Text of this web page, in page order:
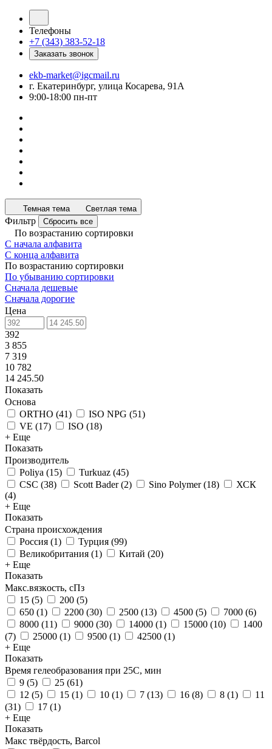
Телефоны
+7 (343) 383-52-18
Заказать звонок
ekb-market@igcmail.ru
г. Екатеринбург, улица Косарева, 91А
9:00-18:00 пн-пт
Темная тема Светлая тема
Фильтр Сбросить все
По возрастанию сортировки
С начала алфавита
С конца алфавита
По возрастанию сортировки
По убыванию сортировки
Сначала дешевые
Сначала дорогие
Цена
392
3 855
7 319
10 782
14 245.50
Показать
Основа
ORTHO (41) ISO NPG (51)
VE (17) ISO (18)
+ Еще
Показать
Производитель
Poliya (15) Turkuaz (45)
CSC (38) Scott Bader(2) Sino Polymer(18)
ХСК
(4)
+ Еще
Показать
Страна происхождения
Россия (1) Турция (99)
Великобритания (1) Китай (20)
+ Еще
Показать
Макс.вязкoсть, сПз
15 (5) 200 (5)
650 (1) 2200 (30) 2500 (13) 4500 (5) 7000 (6)
8000 (11) 9000 (30) 14000 (1) 15000 (10)
1400
(7) 25000 (1) 9500 (1) 42500 (1)
+ Еще
Показать
Время гелеобразования при 25С, мин
9 (5) 25 (61)
12 (5) 15 (1) 10 (1) 7 (13) 16 (8) 8 (1)
11
(31) 17 (1)
+ Еще
Показать
Макс твёрдость, Barcol